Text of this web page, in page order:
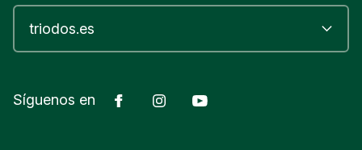
Síguenos en FacebookInstagram